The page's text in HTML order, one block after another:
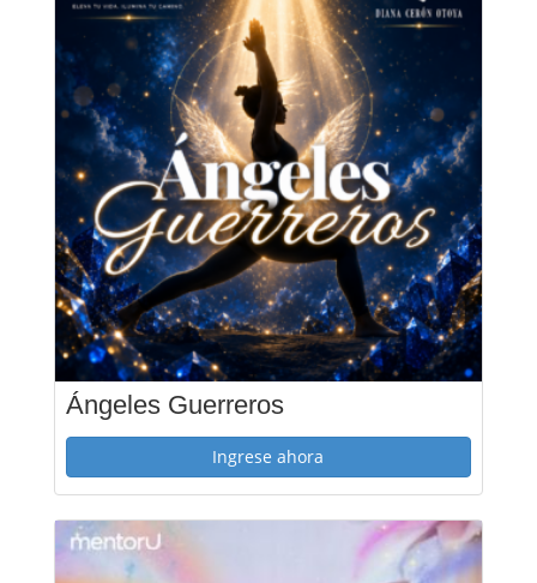
Ángeles Guerreros
Ingrese ahora